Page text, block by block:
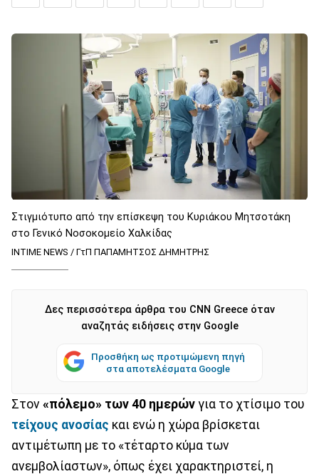
Στιγμιότυπο από την επίσκεψη του Κυριάκου Μητσοτάκη
στο Γενικό Νοσοκομείο Χαλκίδας
INTIME NEWS / ΓτΠ ΠΑΠΑΜΗΤΣΟΣ ΔΗΜΗΤΡΗΣ
Δες περισσότερα άρθρα του CNN Greece όταν
αναζητάς ειδήσεις στην Google
Προσθήκη ως προτιμώμενη πηγή
στα αποτελέσματα Google
Στον «πόλεμο» των 40 ημερών για το χτίσιμο του
τείχους ανοσίας και ενώ η χώρα βρίσκεται
αντιμέτωπη με το «τέταρτο κύμα των
ανεμβολίαστων», όπως έχει χαρακτηριστεί, η